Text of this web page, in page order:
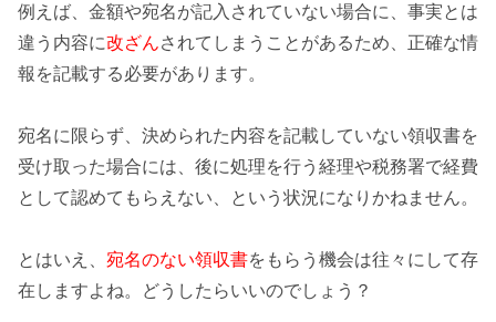
例えば、金額や宛名が記入されていない場合に、事実とは
違う内容に改ざんされてしまうことがあるため、 正確な情
報 を記載する必要があります。
宛名に限らず、決められた内容を記載していない領収書を
受け取った場合には、後に処理を行う経理や税務署で経費
として認めてもらえない 、という状況になりかねません。
とはいえ、 宛名のない領収書をもらう機会は往々にして存
在しますよね。どうしたらいいのでしょう？